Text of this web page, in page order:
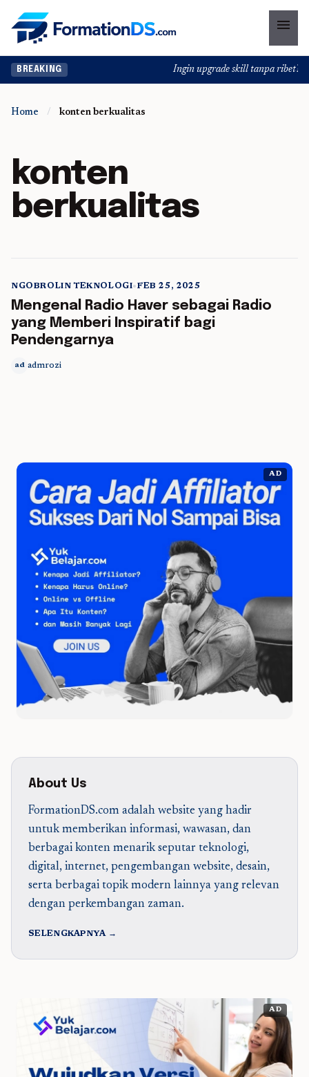
menu
BREAKING Ingin upgrade skill tanpa ribet?
Home / konten berkualitas
konten
berkualitas
5 min read
NGOBROLIN TEKNOLOGI•FEB 25, 2025
Mengenal Radio Haver sebagai Radio
yang Memberi Inspiratif bagi
Pendengarnya
ad admrozi
AD
About Us
FormationDS.com adalah website yang hadir
untuk memberikan informasi, wawasan, dan
berbagai konten menarik seputar teknologi,
digital, internet, pengembangan website, desain,
serta berbagai topik modern lainnya yang relevan
dengan perkembangan zaman.
SELENGKAPNYA →
AD